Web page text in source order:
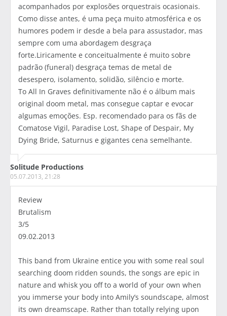
acompanhados por explosões orquestrais ocasionais.
Como disse antes, é uma peça muito atmosférica e os
humores podem ir desde a bela para assustador, mas
sempre com uma abordagem desgraça
forte.Liricamente e conceitualmente é muito sobre
padrão (funeral) desgraça temas de metal de
desespero, isolamento, solidão, silêncio e morte.
To All In Graves definitivamente não é o álbum mais
original doom metal, mas consegue captar e evocar
algumas emoções. Esp. recomendado para os fãs de
Comatose Vigil, Paradise Lost, Shape of Despair, My
Dying Bride, Saturnus e gigantes cena semelhante.
Solitude Productions
05.07.2013, 21:28
Review
Brutalism
3/5
09.02.2013
This band from Ukraine entice you with some real soul
searching doom ridden sounds, the songs are epic in
nature and whisk you off to a world of your own when
you immerse your body into Amily’s soundscape, almost
its own dreamscape. Rather than totally relying upon